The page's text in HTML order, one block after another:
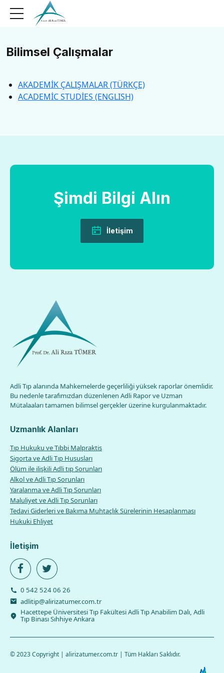
Bilimsel Çalışmalar
AKADEMİK ÇALIŞMALAR (TÜRKÇE)
ACADEMİC STUDİES (ENGLISH)
Şimdi Bilgi Alın
İletişim
Adli Tıp alanında Mahkemelerde geçerliliği yüksek raporlar önemlidir.
Bu nedenle tarafımızdan düzenlenen Adli Rapor ve Uzman
Mütalaaları tamamen bilimsel gerçekler üzerine kurgulanmaktadır.
Uzmanlık Alanları
Tıp Hukuku ve Tıbbi Malpraktis
Sigorta ve Adli Tıp Hususları
Ölüm ile ilişkili Adli tıp Sorunları
Alkol ve Adli Tıp Sorunları
Yaralanma ve Adli Tıp Sorunları
Maluliyet ve Adli Tıp Sorunları
Tedavi Giderleri ve Bakıma Muhtaçlık Sürelerinin Hesaplanması
Hukuki Ehliyet
İletişim
0 542 524 06 26
adlitip@alirizatumer.com.tr
Hacettepe Üniversitesi Tıp Fakültesi Adli Tıp Anabilim Dalı, Adli
Tıp Binası Sıhhiye Ankara
© 2023 Copyright | alirizatumer.com.tr | Tüm Hakları Saklıdır.